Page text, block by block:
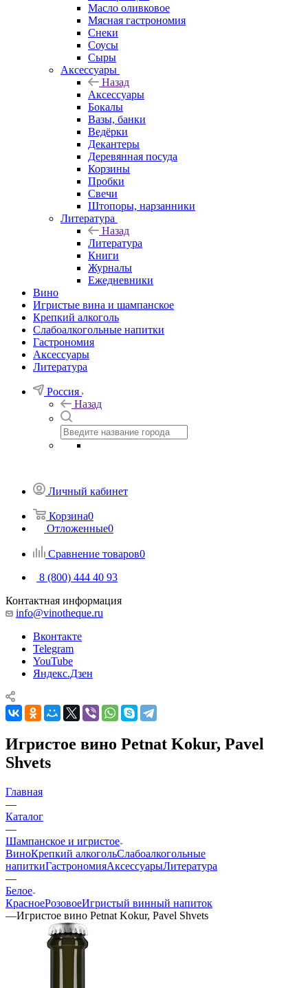
Масло оливковое
Мясная гастрономия
Снеки
Соусы
Сыры
Аксессуары
Назад
Аксессуары
Бокалы
Вазы, банки
Ведёрки
Декантеры
Деревянная посуда
Корзины
Пробки
Свечи
Штопоры, нарзанники
Литература
Назад
Литература
Книги
Журналы
Ежедневники
Вино
Игристые вина и шампанское
Крепкий алкоголь
Слабоалкогольные напитки
Гастрономия
Аксессуары
Литература
Россия
Назад
Личный кабинет
Корзина0
Отложенные0
Сравнение товаров0
8 (800) 444 40 93
Контактная информация
info@vinotheque.ru
Вконтакте
Telegram
YouTube
Яндекс.Дзен
Игристое вино Petnat Kokur, Pavel
Shvets
Главная
—
Каталог
—
Шампанское и игристое
ВиноКрепкий алкогольСлабоалкогольные
напиткиГастрономияАксессуарыЛитература
—
Белое
КрасноеРозовоеИгристый винный напиток
—Игристое вино Petnat Kokur, Pavel Shvets